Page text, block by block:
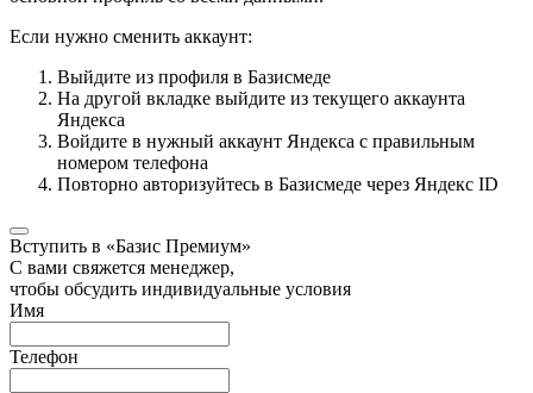
Если нужно сменить аккаунт:
Выйдите из профиля в Базисмеде
На другой вкладке выйдите из текущего аккаунта
Яндекса
Войдите в нужный аккаунт Яндекса с правильным
номером телефона
Повторно авторизуйтесь в Базисмеде через Яндекс ID
Вступить в «Базис Премиум»
С вами свяжется менеджер,
чтобы обсудить индивидуальные условия
Имя
Телефон